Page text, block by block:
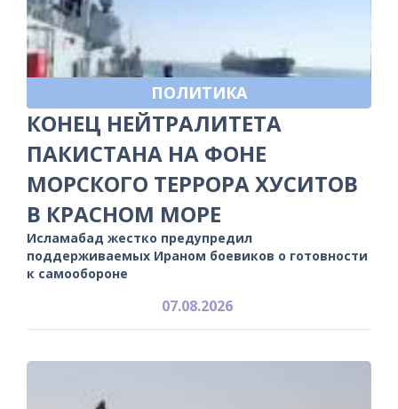
ПОЛИТИКА
КОНЕЦ НЕЙТРАЛИТЕТА
ПАКИСТАНА НА ФОНЕ
МОРСКОГО ТЕРРОРА ХУСИТОВ
В КРАСНОМ МОРЕ
Исламабад жестко предупредил
поддерживаемых Ираном боевиков о готовности
к самообороне
07.08.2026